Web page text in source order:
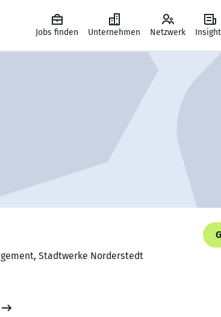
Jobs finden Unternehmen Netzwerk
Stadtwerke Norderstedt